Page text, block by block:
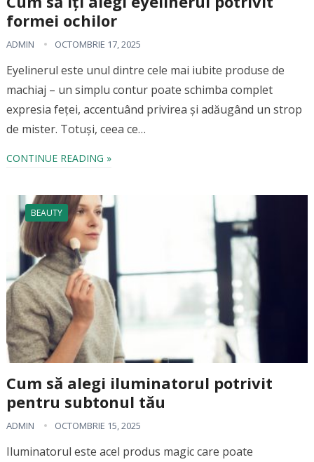
formei ochilor
ADMIN OCTOMBRIE 17, 2025
Eyelinerul este unul dintre cele mai iubite produse de
machiaj – un simplu contur poate schimba complet
expresia feței, accentuând privirea și adăugând un strop
de mister. Totuși, ceea ce…
CONTINUE READING »
BEAUTY
Cum să alegi iluminatorul potrivit
pentru subtonul tău
ADMIN OCTOMBRIE 15, 2025
Iluminatorul este acel produs magic care poate